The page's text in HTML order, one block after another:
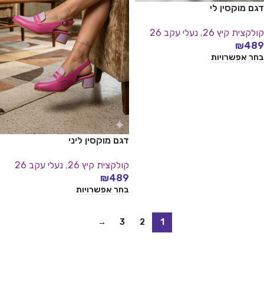
דגם מוקסין לי
קולקצית קיץ 26 , נעלי עקב 26
₪489
בחר אפשרויות
דגם מוקסין ליני
קולקצית קיץ 26 , נעלי עקב 26
₪489
בחר אפשרויות
1
2
3
→